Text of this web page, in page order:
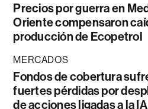
Precios por guerra en
Oriente compensaron
producción de Ecopetrol
MERCADOS
Fondos de cobertura
fuertes pérdidas por
de acciones ligadas a la IA